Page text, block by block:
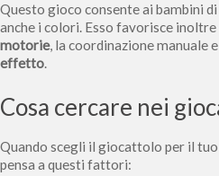
Questo gioco consente ai bambini
anche i colori. Esso favorisce
motorie, la coordinazione manuale
effetto.
Cosa cercare nei
Quando scegli il giocattolo per il
pensa a questi fattori: